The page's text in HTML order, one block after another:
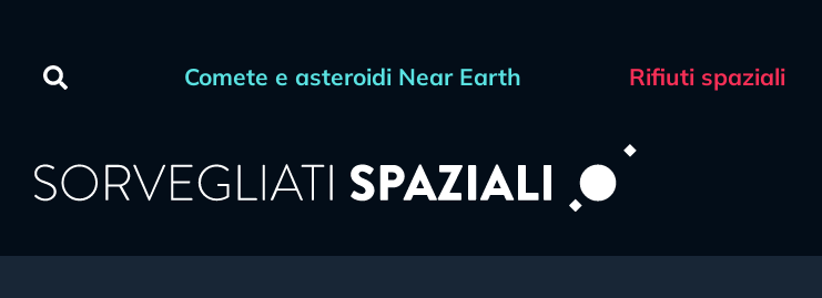
Comete e asteroidi Near Earth Rifiuti spaziali